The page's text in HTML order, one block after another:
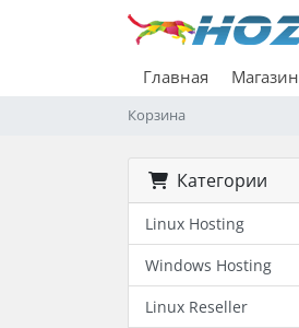
Главная Магазин
Корзина
Категории
Linux Hosting
Windows Hosting
Linux Reseller